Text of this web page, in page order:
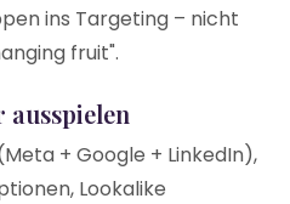
ins Targeting – nicht
fruit".
+ Google + LinkedIn),
Lookalike